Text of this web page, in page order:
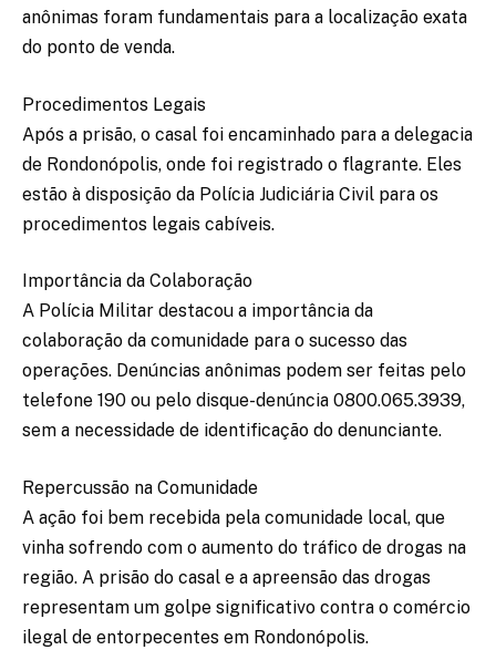
anônimas foram fundamentais para a localização exata
do ponto de venda.
Procedimentos Legais
Após a prisão, o casal foi encaminhado para a delegacia
de Rondonópolis, onde foi registrado o flagrante. Eles
estão à disposição da Polícia Judiciária Civil para os
procedimentos legais cabíveis.
Importância da Colaboração
A Polícia Militar destacou a importância da
colaboração da comunidade para o sucesso das
operações. Denúncias anônimas podem ser feitas pelo
telefone 190 ou pelo disque-denúncia 0800.065.3939,
sem a necessidade de identificação do denunciante.
Repercussão na Comunidade
A ação foi bem recebida pela comunidade local, que
vinha sofrendo com o aumento do tráfico de drogas na
região. A prisão do casal e a apreensão das drogas
representam um golpe significativo contra o comércio
ilegal de entorpecentes em Rondonópolis.